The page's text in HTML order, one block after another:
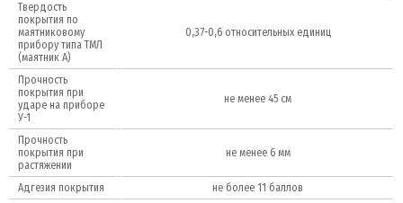
Твердость
покрытия по
маятниковому
прибору типа ТМЛ
(маятник А)
0,37-0,6 относительных единиц
Прочность
покрытия при
ударе на приборе
У-1
не менее 45 см
Прочность
покрытия при
растяжении
не менее 6 мм
Адгезия покрытия
не более 11 баллов